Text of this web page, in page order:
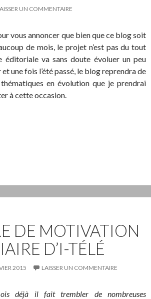
UN COMMENTAIRE
vous annoncer que bien que ce blog soit
de mois, le projet n’est pas du tout
éditoriale va sans doute évoluer un peu
une fois l’été passé, le blog reprendra de
en évolution que je prendrai
à cette occasion.
DE MOTIVATION
D’I-TÉLÉ
2015 LAISSER UN COMMENTAIRE
déjà il fait trembler de nombreuses